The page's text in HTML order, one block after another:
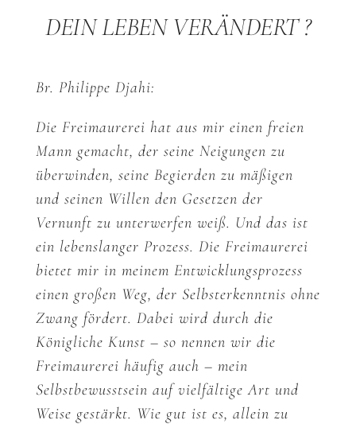
DEIN LEBEN VERÄNDERT ?
Br. Philippe Djahi:
Die Freimaurerei hat aus mir einen freien
Mann gemacht, der seine Neigungen zu
überwinden, seine Begierden zu mäßigen
und seinen Willen den Gesetzen der
Vernunft zu unterwerfen weiß. Und das ist
ein lebenslanger Prozess. Die Freimaurerei
bietet mir in meinem Entwicklungsprozess
einen großen Weg, der Selbsterkenntnis ohne
Zwang fördert. Dabei wird durch die
Königliche Kunst – so nennen wir die
Freimaurerei häufig auch – mein
Selbstbewusstsein auf vielfältige Art und
Weise gestärkt. Wie gut ist es, allein zu